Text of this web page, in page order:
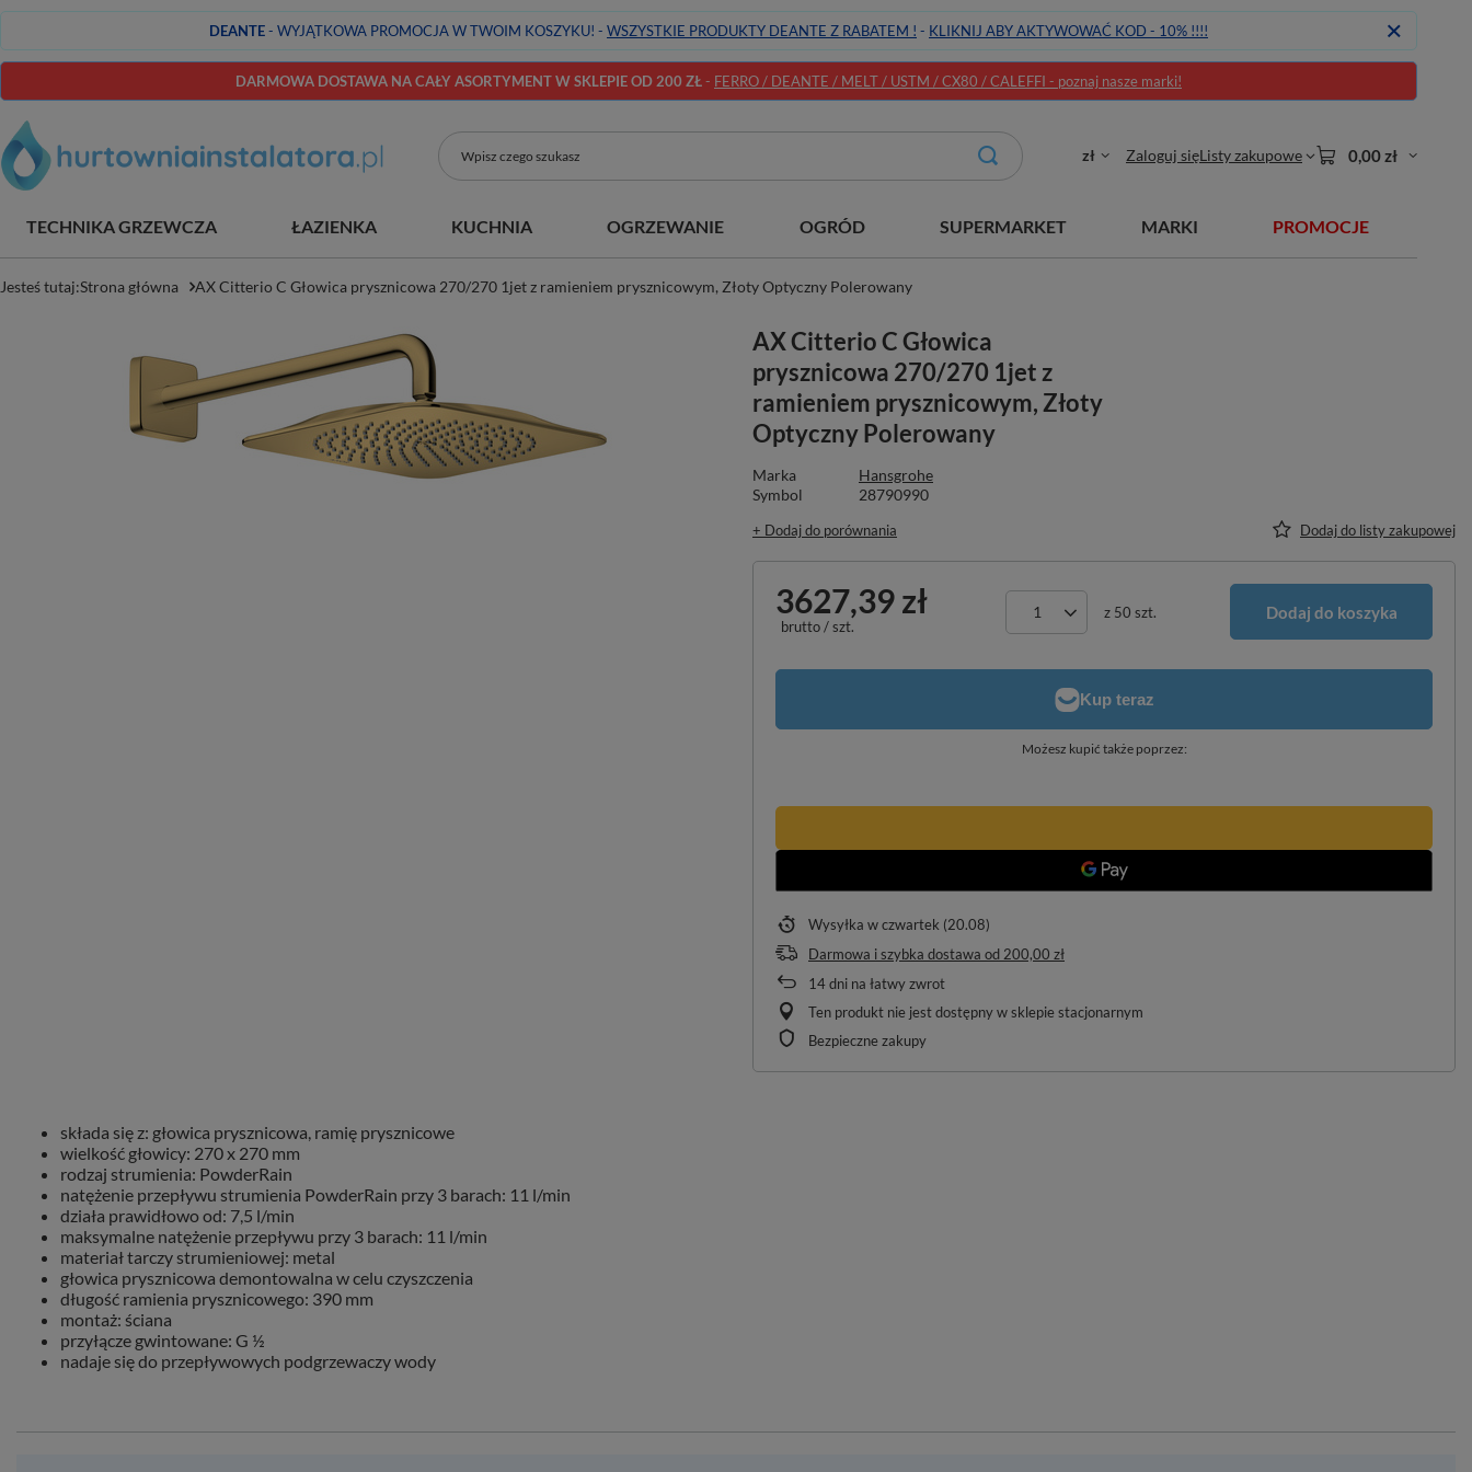
DEANTE- WYJĄTKOWA PROMOCJA W TWOIM KOSZYKU! - WSZYSTKIE PRODUKTY DEANTE Z RABATEM ! - KLIKNIJ ABY AKTYWOWAĆ KOD - 10% !!!!
DARMOWA DOSTAWA NA CAŁY ASORTYMENT W SKLEPIE OD 200 ZŁ- FERRO / DEANTE / MELT / USTM / CX80 / CALEFFI - poznaj nasze marki!
zł Zaloguj sięListy zakupowe 0,00 zł
TECHNIKA GRZEWCZA ŁAZIENKA KUCHNIA OGRZEWANIE OGRÓD SUPERMARKET MARKI PROMOCJE
Jesteś tutaj:Strona główna AX Citterio C Głowica prysznicowa 270/270 1jet z ramieniem prysznicowym, Złoty Optyczny Polerowany
AX Citterio C Głowica
prysznicowa 270/270 1jet z
ramieniem prysznicowym, Złoty
Optyczny Polerowany
Marka
Hansgrohe
Symbol
28790990
+ Dodaj do porównania Dodaj do listy zakupowej
3627,39 zł
brutto/szt.
z 50 szt. Dodaj do koszyka
Możesz kupić także poprzez:
Wysyłka w czwartek (20.08)
Darmowa i szybka dostawa od 200,00 zł
14dni na łatwy zwrot
Ten produkt nie jest dostępny w sklepie stacjonarnym
Bezpieczne zakupy
składa się z: głowica prysznicowa, ramię prysznicowe
wielkość głowicy: 270 x 270 mm
rodzaj strumienia: PowderRain
natężenie przepływu strumienia PowderRain przy 3 barach: 11 l/min
działa prawidłowo od: 7,5 l/min
maksymalne natężenie przepływu przy 3 barach: 11 l/min
materiał tarczy strumieniowej: metal
głowica prysznicowa demontowalna w celu czyszczenia
długość ramienia prysznicowego: 390 mm
montaż: ściana
przyłącze gwintowane: G ½
nadaje się do przepływowych podgrzewaczy wody